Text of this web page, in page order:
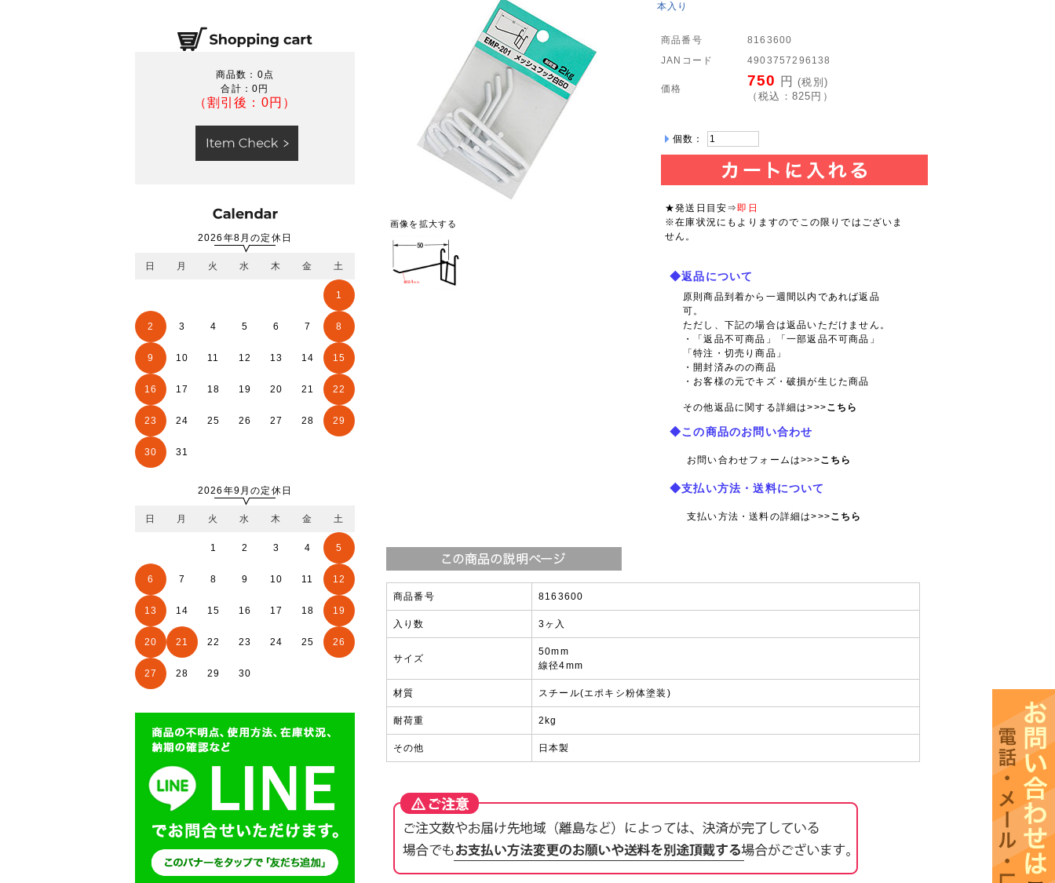
商品数：0点
合計：0円
（割引後：0円）
2026年8月の定休日
日 月 火 水 木 金 土
1
2 3 4 5 6 7 8
9 10 11 12 13 14 15
16 17 18 19 20 21 22
23 24 25 26 27 28 29
30 31
2026年9月の定休日
日 月 火 水 木 金 土
1 2 3 4 5
6 7 8 9 10 11 12
13 14 15 16 17 18 19
20 21 22 23 24 25 26
27 28 29 30
画像を拡大する
本入り
商品番号
8163600
JANコード
4903757296138
価格 750 円(税別)
（税込： 825 円）
個数：
★発送日目安⇒ 即日
※在庫状況にもよりますのでこの限りではございま
せん。
◆返品について
原則商品到着から一週間以内であれば返品
可。
ただし、下記の場合は返品いただけません。
・「返品不可商品」「一部返品不可商品」
「特注・切売り商品」
・開封済みのの商品
・お客様の元でキズ・破損が生じた商品
その他返品に関する詳細は>>>こちら
◆この商品のお問い合わせ
お問い合わせフォームは>>>こちら
◆支払い方法・送料について
支払い方法・送料の詳細は>>>こちら
商品番号 8163600
入り数 3ヶ入
サイズ
50mm
線径4mm
材質 スチール(エポキシ粉体塗装)
耐荷重 2kg
その他 日本製